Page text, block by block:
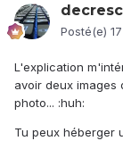
Posté(e)
L'explication
avoir deux
photo... :huh:
Tu peux héberger